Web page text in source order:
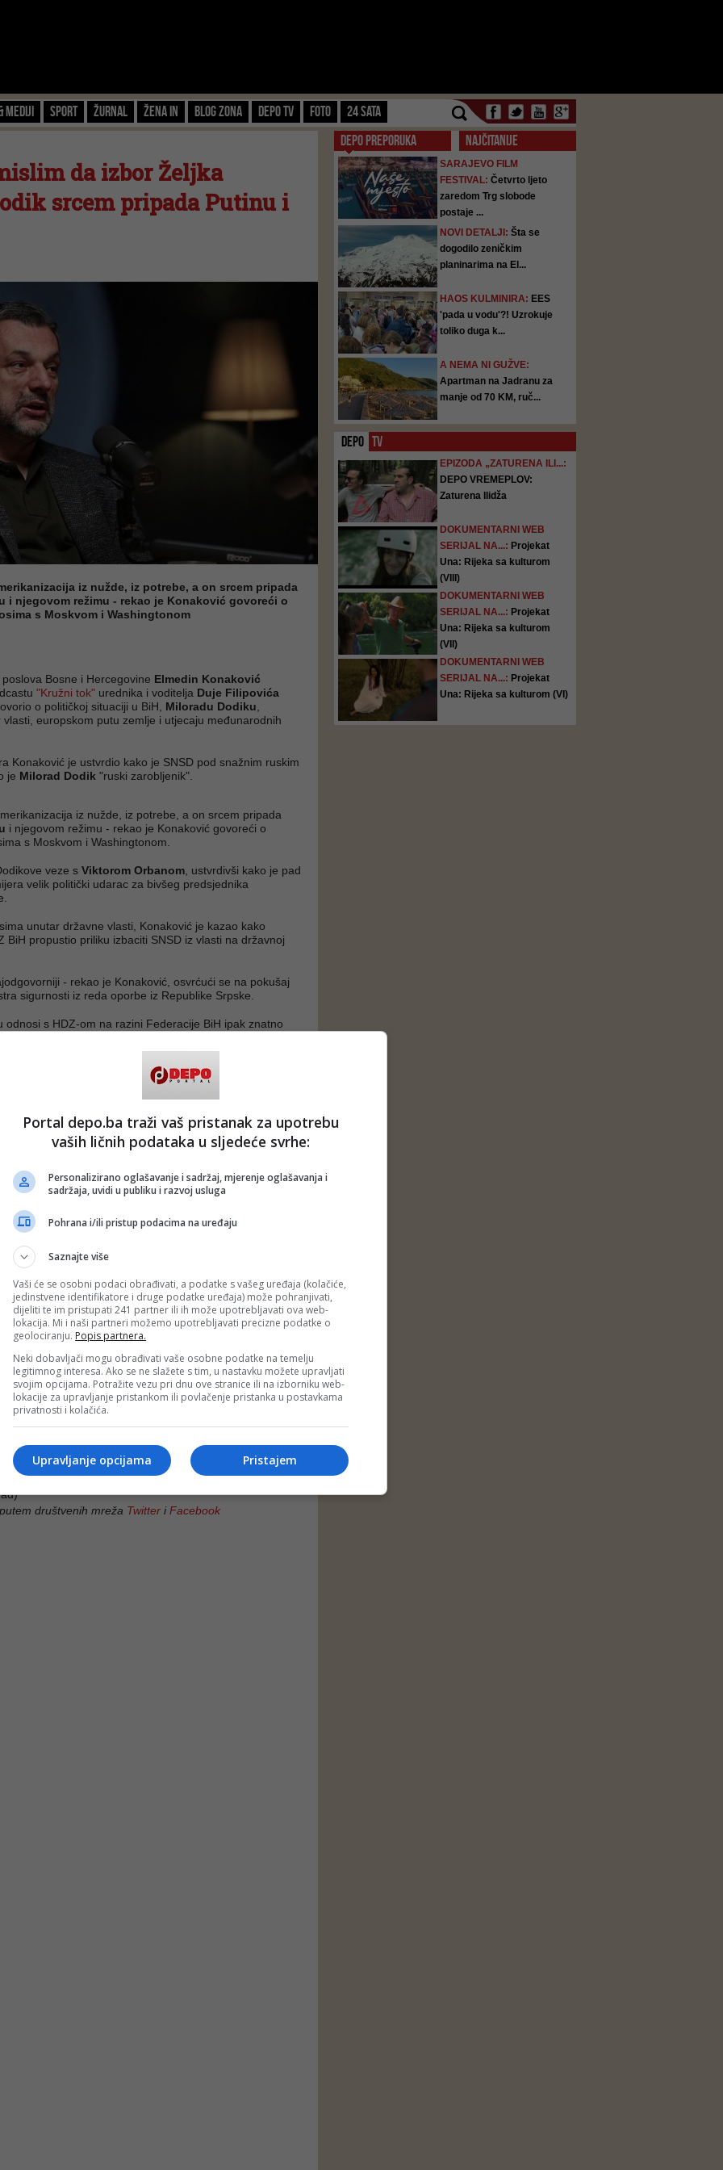
Mediji Sport Žurnal Žena IN Blog zona Depo TV FOTO 24 SATA
da izbor Željka
srcem pripada Putinu i
iz nužde, iz potrebe, a on srcem pripada
i njegovom režimu - rekao je Konaković govoreći o
s Moskvom i Washingtonom
Bosne i Hercegovine Elmedin Konaković
"Kružni tok" urednika i voditelja Duje Filipovića
o političkoj situaciji u BiH, Miloradu Dodiku
europskom putu zemlje i utjecaju međunarodnih
Konaković je ustvrdio kako je SNSD pod snažnim ruskim
je Milorad Dodik "ruski zarobljenik".
iz nužde, iz potrebe, a on srcem pripada
i njegovom režimu - rekao je Konaković govoreći o
s Moskvom i Washingtonom.
veze s Viktorom Orbanom , ustvrdivši kako je pad
velik politički udarac za bivšeg predsjednika
unutar državne vlasti, Konaković je kazao kako
BiH propustio priliku izbaciti SNSD iz vlasti na državnoj
- rekao je Konaković, osvrćući se na pokušaj
sigurnosti iz reda oporbe iz Republike Srpske.
odnosi s HDZ-om na razini Federacije BiH ipak znatno
suradnju unutar federalne vlade.
kako i dalje ostaje kod stava da izborŽeljka Komšića
izbornog zakona trebaju biti cjelovite.
govorio je o Bruxellesu,
naroda, europskom putu Bosne i Hercegovine,
te projektu južne plinske interkonekcije, Izbornom
i brojnim drugim temama.
u videozapisu:
društvenih mreža Twitter iFacebook
DEPO PREPORUKA NAJČITANIJE
SARAJEVO FILM
FESTIVAL: Četvrto ljeto
zaredom Trg slobode
postaje ...
NOVI DETALJI: Šta se
dogodilo zeničkim
planinarima na El...
HAOS KULMINIRA: EES
'pada u vodu'?! Uzrokuje
toliko duga k...
A NEMA NI GUŽVE:
Apartman na Jadranu za
manje od 70 KM, ruč...
DEPO TV
EPIZODA „ZATURENA ILI...:
DEPO VREMEPLOV:
Zaturena Ilidža
DOKUMENTARNI WEB
SERIJAL NA...: Projekat
Una: Rijeka sa kulturom
(VIII)
DOKUMENTARNI WEB
SERIJAL NA...: Projekat
Una: Rijeka sa kulturom
(VII)
DOKUMENTARNI WEB
SERIJAL NA...: Projekat
Una: Rijeka sa kulturom (VI)
Portal depo.ba traži vaš pristanak za upotrebu
vaših ličnih podataka u sljedeće svrhe:
Personalizirano oglašavanje i sadržaj, mjerenje oglašavanja i
sadržaja, uvidi u publiku i razvoj usluga
Pohrana i/ili pristup podacima na uređaju
Saznajte više
Vaši će se osobni podaci obrađivati, a podatke s vašeg uređaja (kolačiće,
jedinstvene identifikatore i druge podatke uređaja) može pohranjivati,
dijeliti te im pristupati 241 partner ili ih može upotrebljavati ova web-
lokacija. Mi i naši partneri možemo upotrebljavati precizne podatke o
geolociranju. Popis partnera.
Neki dobavljači mogu obrađivati vaše osobne podatke na temelju
legitimnog interesa. Ako se ne slažete s tim, u nastavku možete upravljati
svojim opcijama. Potražite vezu pri dnu ove stranice ili na izborniku web-
lokacije za upravljanje pristankom ili povlačenje pristanka u postavkama
privatnosti i kolačića.
Pristajem
Upravljanje opcijama